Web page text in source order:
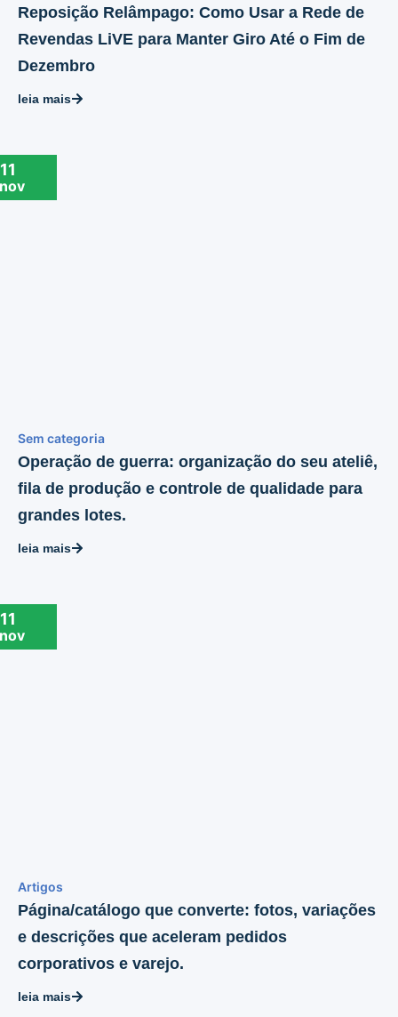
Reposição Relâmpago: Como Usar a Rede de
Revendas LiVE para Manter Giro Até o Fim de
Dezembro
leia mais
11
nov
Sem categoria
Operação de guerra: organização do seu ateliê,
fila de produção e controle de qualidade para
grandes lotes.
leia mais
11
nov
Artigos
Página/catálogo que converte: fotos, variações
e descrições que aceleram pedidos
corporativos e varejo.
leia mais